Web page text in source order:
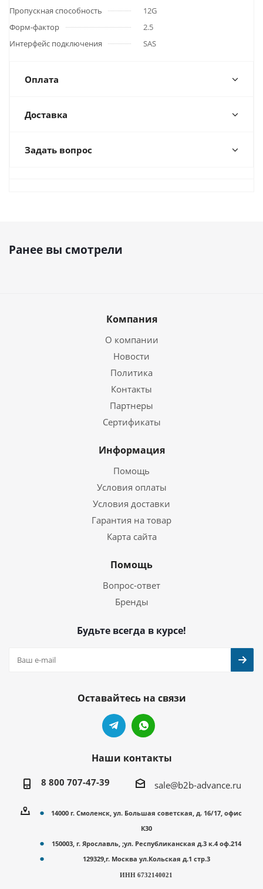
Пропускная способность
12G
Форм-фактор
2.5
Интерфейс подключения
SAS
Оплата
Доставка
Задать вопрос
Ранее вы смотрели
Компания
О компании
Новости
Политика
Контакты
Партнеры
Сертификаты
Информация
Помощь
Условия оплаты
Условия доставки
Гарантия на товар
Карта сайта
Помощь
Вопрос-ответ
Бренды
Будьте всегда в курсе!
Оставайтесь на связи
Наши контакты
8 800 707-47-39 sale@b2b-advance.ru
14000 г. Смоленск, ул. Большая советская, д. 16/17, офис
К30
150003, г. Ярославль, ;ул. Республиканская д.3 к.4 оф.214
129329,г. Москва ул.Кольская д.1 стр.3
ИНН 6732140021